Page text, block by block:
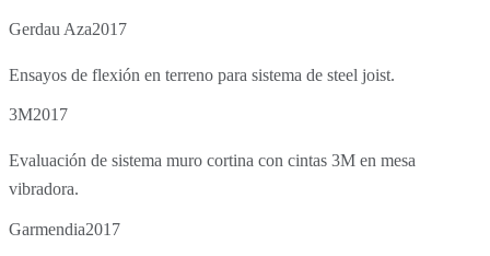
Gerdau Aza2017
Ensayos de flexión en terreno para sistema de steel joist.
3M2017
Evaluación de sistema muro cortina con cintas 3M en mesa
vibradora.
Garmendia2017